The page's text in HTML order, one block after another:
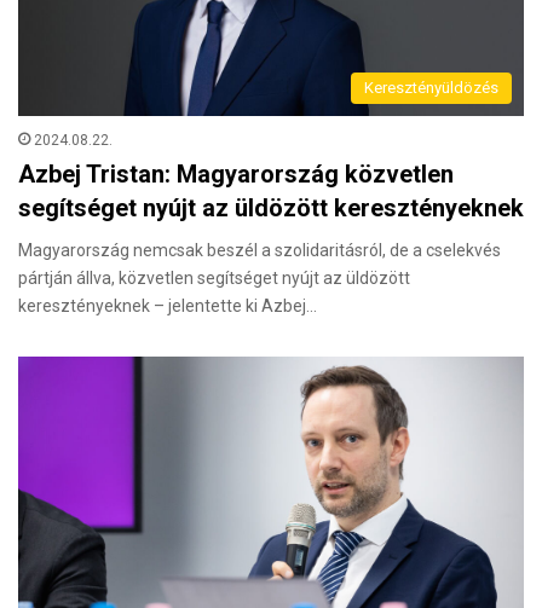
Keresztényüldözés
2024.08.22.
Azbej Tristan: Magyarország közvetlen
segítséget nyújt az üldözött keresztényeknek
Magyarország nemcsak beszél a szolidaritásról, de a cselekvés
pártján állva, közvetlen segítséget nyújt az üldözött
keresztényeknek – jelentette ki Azbej…